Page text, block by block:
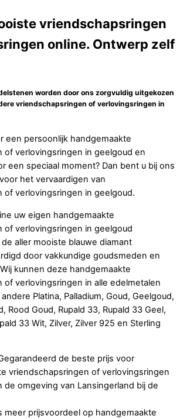
vriendschapsringen
online. Ontwerp zelf
worden door ons zorgvuldig uitgekozen
vriendschapsringen of verlovingsringen in
een persoonlijk handgemaakte
of verlovingsringen in geelgoud en
een speciaal moment? Dan bent u bij ons
het vervaardigen van
of verlovingsringen in geelgoud.
uw eigen handgemaakte
of verlovingsringen in geelgoud
aller mooiste blauwe diamant
door vakkundige goudsmeden en
kunnen deze handgemaakte
of verlovingsringen in alle edelmetalen
Platina, Palladium, Goud, Geelgoud,
Rood Goud, Rupald 33, Rupald 33 Geel,
33 Wit, Zilver, Zilver 925 en Sterling
de beste prijs voor
vriendschapsringen of verlovingsringen
de omgeving van Lansingerland bij de
meer prijsvoordeel op handgemaakte